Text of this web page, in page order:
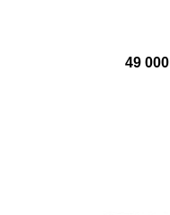
49 000